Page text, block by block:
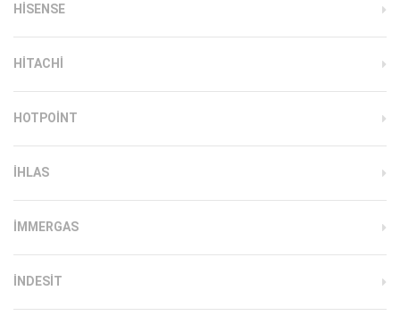
HISENSE
HITACHI
HOTPOINT
IHLAS
İMMERGAS
INDESIT